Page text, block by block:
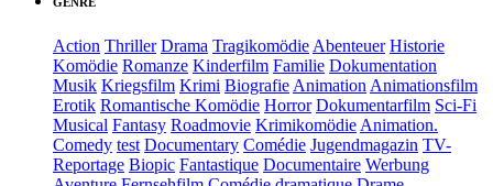
Action Thriller Drama Tragikomödie Abenteuer Historie
Komödie Romanze Kinderfilm Familie Dokumentation
Musik Kriegsfilm Krimi Biografie Animation Animationsfilm
Erotik Romantische Komödie Horror Dokumentarfilm Sci-Fi
Musical Fantasy Roadmovie Krimikomödie Animation.
Comedy test Documentary Comédie Jugendmagazin TV-
Reportage Biopic Fantastique Documentaire Werbung